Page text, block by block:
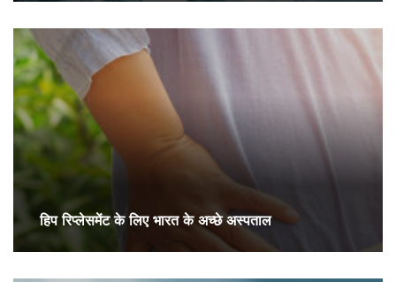
हिप रिप्लेसमेंट के लिए भारत के अच्छे अस्पताल